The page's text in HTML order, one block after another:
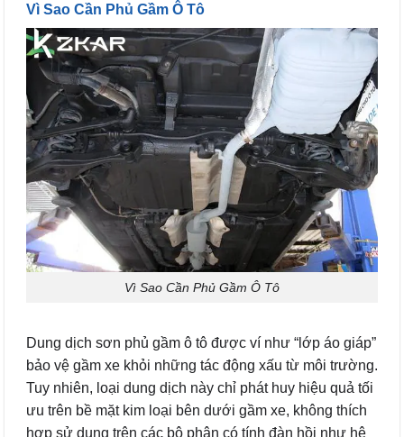
Vì Sao Cần Phủ Gầm Ô Tô
Vì Sao Cần Phủ Gầm Ô Tô
Dung dịch sơn phủ gầm ô tô được ví như “lớp áo giáp”
bảo vệ gầm xe khỏi những tác động xấu từ môi trường.
Tuy nhiên, loại dung dịch này chỉ phát huy hiệu quả tối
ưu trên bề mặt kim loại bên dưới gầm xe, không thích
hợp sử dụng trên các bộ phận có tính đàn hồi như hệ